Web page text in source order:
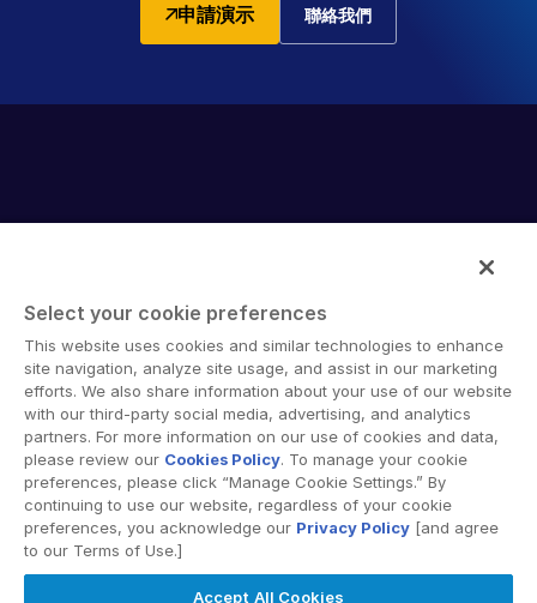
申請演示 聯絡我們
Intralinks provides secure collaboration software and
secure online document sharing solutions that enable
enterprise collaboration across organizational, corporate
and geographical boundaries. Intralinks’ secure platform
provides tools for file sync and secure file-sharing,
collaborative workspaces and virtual data room (VDR)
solutions.
Select your cookie preferences
This website uses cookies and similar technologies to enhance
site navigation, analyze site usage, and assist in our marketing
efforts. We also share information about your use of our website
with our third-party social media, advertising, and analytics
partners. For more information on our use of cookies and data,
please review our Cookies Policy. To manage your cookie
preferences, please click “Manage Cookie Settings.” By
continuing to use our website, regardless of your cookie
preferences, you acknowledge our Privacy Policy [and agree
to our Terms of Use.]
Accept All Cookies